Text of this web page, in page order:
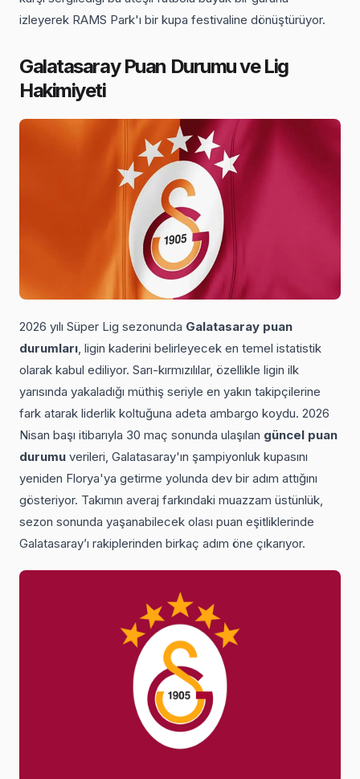
izleyerek RAMS Park'ı bir kupa festivaline dönüştürüyor.
Galatasaray Puan Durumu ve Lig
Hakimiyeti
2026 yılı Süper Lig sezonunda Galatasaray puan
durumları, ligin kaderini belirleyecek en temel istatistik
olarak kabul ediliyor. Sarı-kırmızılılar, özellikle ligin ilk
yarısında yakaladığı müthiş seriyle en yakın takipçilerine
fark atarak liderlik koltuğuna adeta ambargo koydu. 2026
Nisan başı itibarıyla 30 maç sonunda ulaşılan güncel puan
durumu verileri, Galatasaray'ın şampiyonluk kupasını
yeniden Florya'ya getirme yolunda dev bir adım attığını
gösteriyor. Takımın averaj farkındaki muazzam üstünlük,
sezon sonunda yaşanabilecek olası puan eşitliklerinde
Galatasaray’ı rakiplerinden birkaç adım öne çıkarıyor.